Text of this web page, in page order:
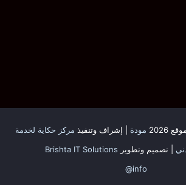
مودة | إشراف وتنفيذ مركز حكاية لخدمة
| تصميم وتطوير Brishta IT Solutions
info@